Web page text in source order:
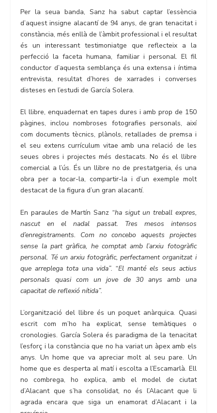
Per la seua banda, Sanz ha sabut captar l’essència
d’aquest insigne alacantí de 94 anys, de gran tenacitat i
constància, més enllà de l’àmbit professional i el resultat
és un interessant testimoniatge que reflecteix a la
perfecció la faceta humana, familiar i personal. El fil
conductor d’aquesta semblança és una extensa i íntima
entrevista, resultat d’hores de xarrades i converses
disteses en l’estudi de García Solera.
El llibre, enquadernat en tapes dures i amb prop de 150
pàgines, inclou nombroses fotografies personals, així
com documents tècnics, plànols, retallades de premsa i
el seu extens currículum vitae amb una relació de les
seues obres i projectes més destacats. No és el llibre
comercial a l’ús. És un llibre no de prestatgeria, és una
obra per a tocar-la, compartir-la i d’un exemple molt
destacat de la figura d’un gran alacantí.
En paraules de Martín Sanz “ha sigut un treball expres,
nascut en el nadal passat. Tres mesos intensos
d’enregistraments. Com no concebo aquests projectes
sense la part gràfica, he comptat amb l’arxiu fotogràfic
personal. Té un arxiu fotogràfic, perfectament organitzat i
que arreplega tota una vida”. “El manté els seus actius
personals quasi com un jove de 30 anys amb una
capacitat de reflexió nítida”.
L’organització del llibre és un poquet anàrquica. Quasi
escrit com m’ho ha explicat, sense temàtiques o
cronologies. García Solera és paradigma de la tenacitat
l’esforç i la constància que no ha variat un àpex amb els
anys. Un home que va apreciar molt al seu pare. Un
home que es desperta al matí i escolta a l’Escamarlà. Ell
no combrega, ho explica, amb el model de ciutat
d’Alacant que s’ha consolidat, no és l’Alacant que li
agrada encara que siga un enamorat d’Alacant i la